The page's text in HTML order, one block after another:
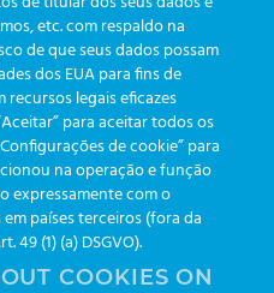
etc. com respaldo na
de que seus dados possam
dos EUA para fins de
legais eficazes
para aceitar todos os
de cookie” para
na operação e função
expressamente com o
países terceiros (fora da
49 (1) (a) DSGVO).
COOKIES ON